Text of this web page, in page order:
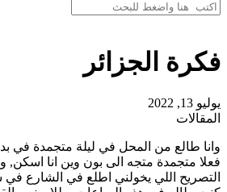
فكرة الجزائر
يوليو 13, 2022
المقالات
وانا طالع من المحل في ليلة متجمدة في
فعلا متجمدة متجه الى بون وين انا اسكن,
التصريح اللي يخولني اطلع في الشارع